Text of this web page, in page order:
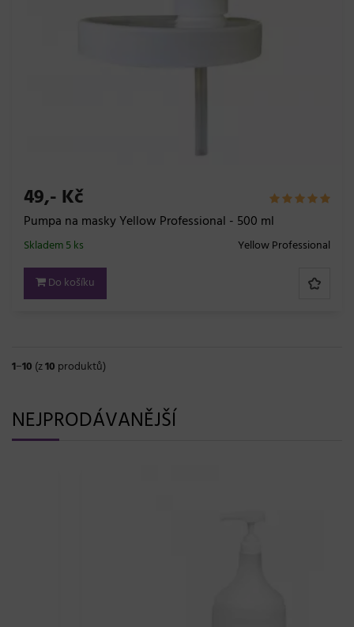
49,- Kč
Pumpa na masky Yellow Professional - 500 ml
Yellow Professional
Skladem 5 ks
Do košíku
1−10 (z10 produktů)
NEJPRODÁVANĚJŠÍ